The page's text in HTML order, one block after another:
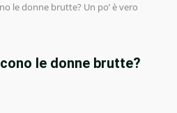
le donne brutte? Un po’ è vero
le donne brutte?